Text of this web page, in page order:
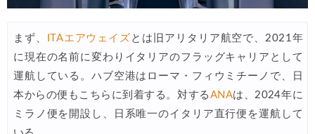
07/30 楽天トラベル) 海外ツアー 最大10,000円OFFクーポン
07/30 Trip.com) 航空券 1,500円OFFクーポン
07/27 Trip.com) NY/ロンドン/タイ ホテル 10%OFFクーポン
07/27 Trip.com) タイ航空券 10%OFFクーポン
07/25 楽天トラベル) 海外ツアー 最大30,000円OFFクーポン
まず、 ITAエアウェイズ とは旧アリタリア航空で、2021年
に現在の名前に変わりイタリアのフラッグキャリアとして
運航している。ハブ空港はローマ・フィウミチーノで、日
本からの便もこちらに到着する。対する ANAは、2024年に
ミラノ便を開設し、日系唯一のイタリア直行便を運航して